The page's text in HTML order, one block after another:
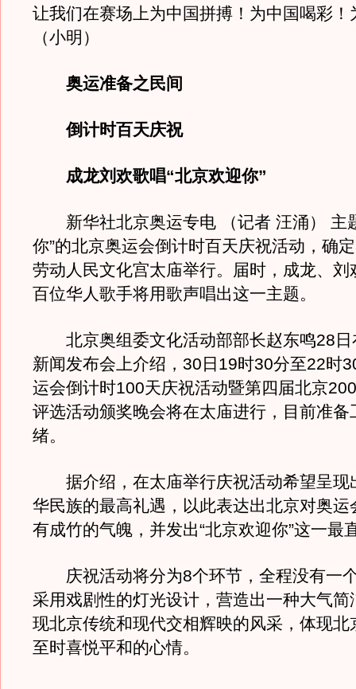
让我们在赛场上为中国拼搏！为中国喝彩！
（小明）
奥运准备之民间
倒计时百天庆祝
成龙刘欢歌唱“北京欢迎你”
新华社北京奥运专电 （记者 汪涌） 主
你”的北京奥运会倒计时百天庆祝活动，确
劳动人民文化宫太庙举行。届时，成龙、刘
百位华人歌手将用歌声唱出这一主题。
北京奥组委文化活动部部长赵东鸣28日
新闻发布会上介绍，30日19时30分至22时
运会倒计时100天庆祝活动暨第四届北京
评选活动颁奖晚会将在太庙进行，目前准备
绪。
据介绍，在太庙举行庆祝活动希望呈现
华民族的最高礼遇，以此表达出北京对奥运
有成竹的气魄，并发出“北京欢迎你”这一最
庆祝活动将分为8个环节，全程没有一
采用戏剧性的灯光设计，营造出一种大气简
现北京传统和现代交相辉映的风采，体现北
至时喜悦平和的心情。